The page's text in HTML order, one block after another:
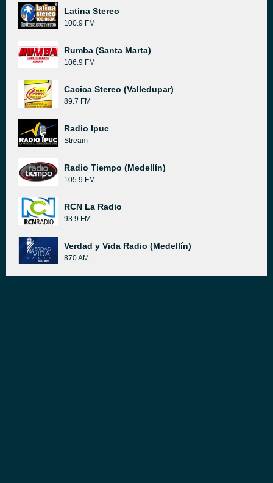
Latina Stereo
100.9 FM
Rumba (Santa Marta)
106.9 FM
Cacica Stereo (Valledupar)
89.7 FM
Radio Ipuc
Stream
Radio Tiempo (Medellín)
105.9 FM
RCN La Radio
93.9 FM
Verdad y Vida Radio (Medellín)
870 AM